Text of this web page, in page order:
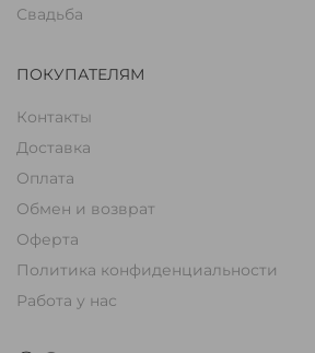
Свадьба
ПОКУПАТЕЛЯМ
Контакты
Доставка
Оплата
Обмен и возврат
Оферта
Политика конфиденциальности
Работа у нас